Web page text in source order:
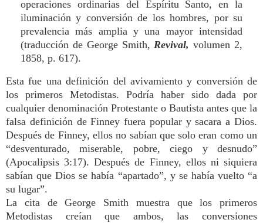
operaciones ordinarias del Espíritu Santo, en la
iluminación y conversión de los hombres, por su
prevalencia más amplia y una mayor intensidad
(traducción de George Smith,Revival, volumen 2,
1858, p. 617).
Esta fue una definición del avivamiento y conversión de
los primeros Metodistas. Podría haber sido dada por
cualquier denominación Protestante o Bautista antes que la
falsa definición de Finney fuera popular y sacara a Dios.
Después de Finney, ellos no sabían que solo eran como un
“desventurado, miserable, pobre, ciego y desnudo”
(Apocalipsis 3:17). Después de Finney, ellos ni siquiera
sabían que Dios se había “apartado”, y se había vuelto “a
su lugar”.
La cita de George Smith muestra que los primeros
Metodistas creían que ambos, las conversiones